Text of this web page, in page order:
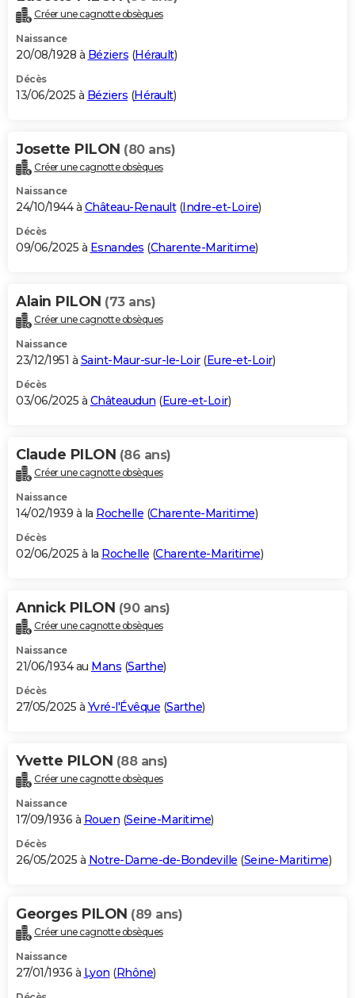
Créer une cagnotte obsèques
Naissance
20/08/1928 à Béziers (Hérault)
Décès
13/06/2025 à Béziers (Hérault)
Josette PILON (80 ans)
Créer une cagnotte obsèques
Naissance
24/10/1944 à Château-Renault(Indre-et-Loire)
Décès
09/06/2025 à Esnandes (Charente-Maritime)
Alain PILON (73 ans)
Créer une cagnotte obsèques
Naissance
23/12/1951 à Saint-Maur-sur-le-Loir(Eure-et-Loir)
Décès
03/06/2025 à Châteaudun (Eure-et-Loir)
Claude PILON (86 ans)
Créer une cagnotte obsèques
Naissance
14/02/1939 à la Rochelle (Charente-Maritime)
Décès
02/06/2025 à la Rochelle (Charente-Maritime)
Annick PILON (90 ans)
Créer une cagnotte obsèques
Naissance
21/06/1934 au Mans (Sarthe)
Décès
27/05/2025 à Yvré-l'Évêque (Sarthe)
Yvette PILON (88 ans)
Créer une cagnotte obsèques
Naissance
17/09/1936 à Rouen (Seine-Maritime)
Décès
26/05/2025 à Notre-Dame-de-Bondeville (Seine-Maritime)
Georges PILON (89 ans)
Créer une cagnotte obsèques
Naissance
27/01/1936 à Lyon (Rhône)